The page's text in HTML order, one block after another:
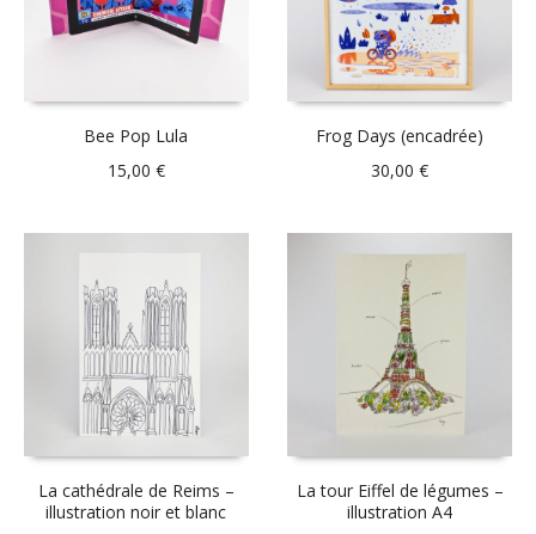
Bee Pop Lula
15,00 €
Frog Days (encadrée)
30,00€
La cathédrale de Reims –
illustration noir et blanc
La tour Eiffel de légumes –
illustration A4